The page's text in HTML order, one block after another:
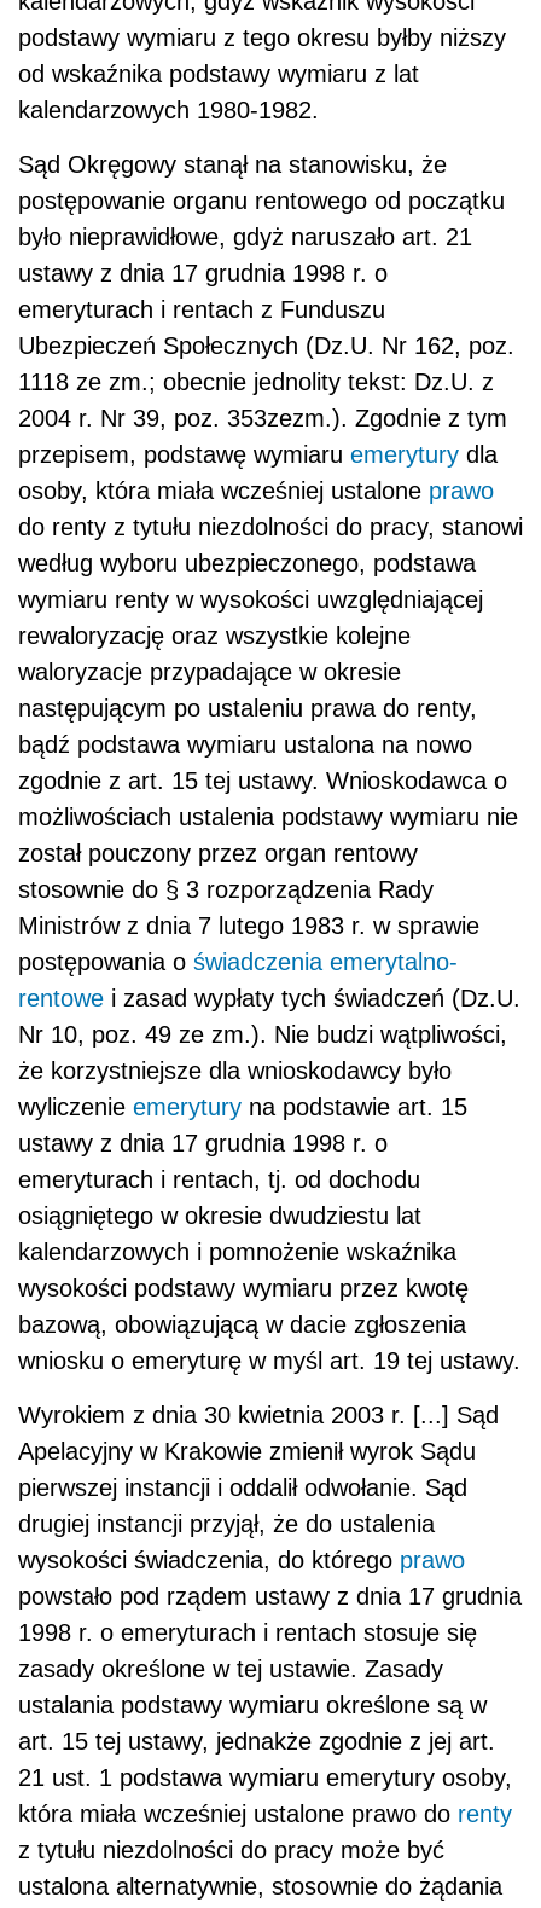
podstawy wymiaru z tego okresu byłby niższy
od wskaźnika podstawy wymiaru z lat
kalendarzowych 1980-1982.
Sąd Okręgowy stanął na stanowisku, że
postępowanie organu rentowego od początku
było nieprawidłowe, gdyż naruszało art. 21
ustawy z dnia 17 grudnia 1998 r. o
emeryturach i rentach z Funduszu
Ubezpieczeń Społecznych (Dz.U. Nr 162, poz.
1118 ze zm.; obecnie jednolity tekst: Dz.U. z
2004 r. Nr 39, poz. 353zezm.). Zgodnie z tym
przepisem, podstawę wymiaru emerytury dla
osoby, która miała wcześniej ustalone prawo
do renty z tytułu niezdolności do pracy, stanowi
według wyboru ubezpieczonego, podstawa
wymiaru renty w wysokości uwzględniającej
rewaloryzację oraz wszystkie kolejne
waloryzacje przypadające w okresie
następującym po ustaleniu prawa do renty,
bądź podstawa wymiaru ustalona na nowo
zgodnie z art. 15 tej ustawy. Wnioskodawca o
możliwościach ustalenia podstawy wymiaru nie
został pouczony przez organ rentowy
stosownie do § 3 rozporządzenia Rady
Ministrów z dnia 7 lutego 1983 r. w sprawie
postępowania o świadczenia emerytalno-
rentowe i zasad wypłaty tych świadczeń (Dz.U.
Nr 10, poz. 49 ze zm.). Nie budzi wątpliwości,
że korzystniejsze dla wnioskodawcy było
wyliczenie emerytury na podstawie art. 15
ustawy z dnia 17 grudnia 1998 r. o
emeryturach i rentach, tj. od dochodu
osiągniętego w okresie dwudziestu lat
kalendarzowych i pomnożenie wskaźnika
wysokości podstawy wymiaru przez kwotę
bazową, obowiązującą w dacie zgłoszenia
wniosku o emeryturę w myśl art. 19 tej ustawy.
Wyrokiem z dnia 30 kwietnia 2003 r. [...] Sąd
Apelacyjny w Krakowie zmienił wyrok Sądu
pierwszej instancji i oddalił odwołanie. Sąd
drugiej instancji przyjął, że do ustalenia
wysokości świadczenia, do którego prawo
powstało pod rządem ustawy z dnia 17 grudnia
1998 r. o emeryturach i rentach stosuje się
zasady określone w tej ustawie. Zasady
ustalania podstawy wymiaru określone są w
art. 15 tej ustawy, jednakże zgodnie z jej art.
21 ust. 1 podstawa wymiaru emerytury osoby,
która miała wcześniej ustalone prawo do renty
z tytułu niezdolności do pracy może być
ustalona alternatywnie, stosownie do żądania